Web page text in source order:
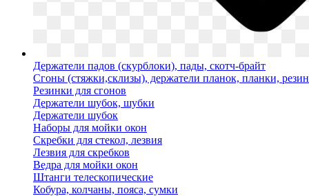
Держатели падов (скурблоки), пады, скотч-брайт
Сгоны (стяжки,склизы), держатели планок, планки,
Резинки для сгонов
Держатели шубок, шубки
Держатели шубок
Наборы для мойки окон
Скребки для стекол, лезвия
Лезвия для скребков
Ведра для мойки окон
Штанги телескопические
Кобура, колчаны, пояса, сумки